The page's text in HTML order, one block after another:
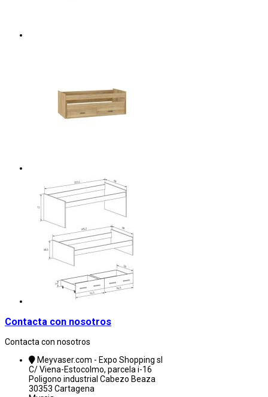
Contacta con nosotros
Contacta con nosotros
Meyvaser.com - Expo Shopping sl
C/ Viena-Estocolmo, parcela i-16
Poligono industrial Cabezo Beaza
30353 Cartagena